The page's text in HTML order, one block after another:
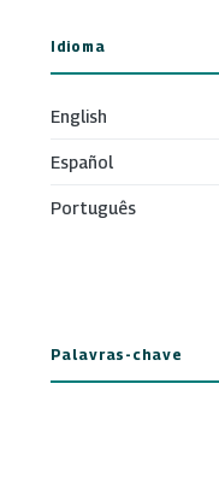
Idioma
English
Español
Português
Palavras-chave